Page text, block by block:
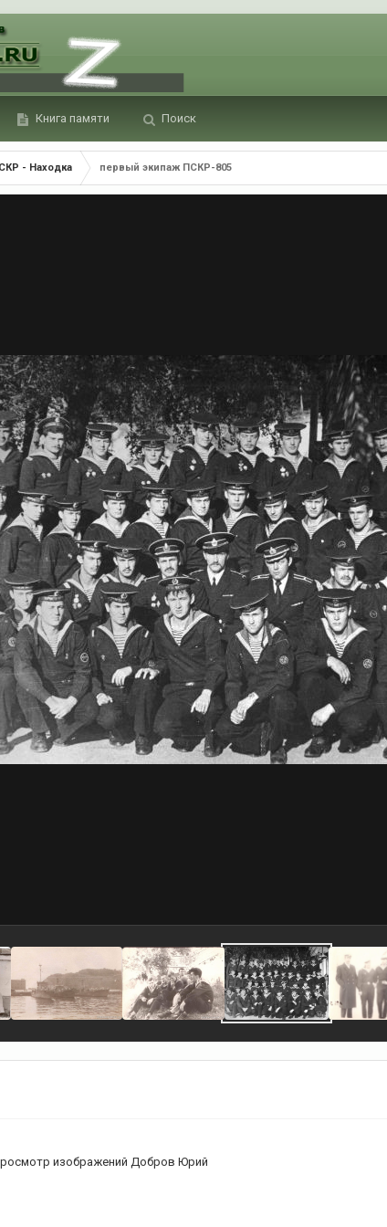
Книга памяти Поиск
- Находка первый экипаж ПСКР-805
изображений Добров Юрий